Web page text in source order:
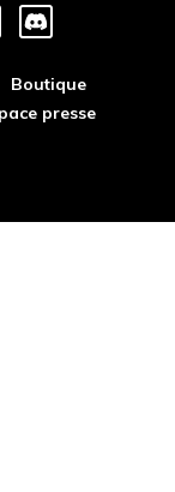
Boutique
presse